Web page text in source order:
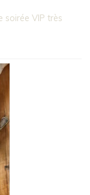
soirée VIP très